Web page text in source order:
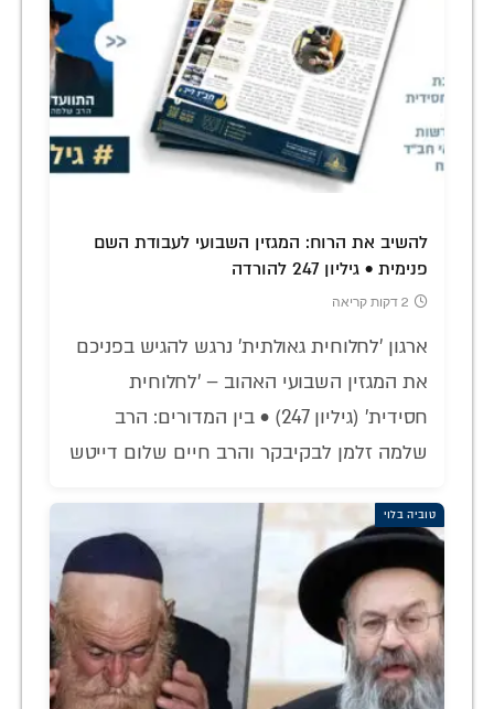
להשיב את הרוח: המגזין השבועי לעבודת השם
פנימית • גיליון 247 להורדה
2 דקות קריאה
ארגון 'לחלוחית גאולתית' נרגש להגיש בפניכם
את המגזין השבועי האהוב – 'לחלוחית
חסידית' (גיליון 247) • בין המדורים: הרב
שלמה זלמן לבקיבקר והרב חיים שלום דייטש
טוביה בלוי